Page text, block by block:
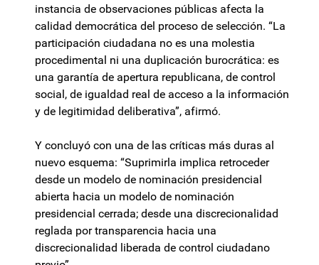
instancia de observaciones públicas afecta la
calidad democrática del proceso de selección. “La
participación ciudadana no es una molestia
procedimental ni una duplicación burocrática: es
una garantía de apertura republicana, de control
social, de igualdad real de acceso a la información
y de legitimidad deliberativa”, afirmó.
Y concluyó con una de las críticas más duras al
nuevo esquema: “Suprimirla implica retroceder
desde un modelo de nominación presidencial
abierta hacia un modelo de nominación
presidencial cerrada; desde una discrecionalidad
reglada por transparencia hacia una
discrecionalidad liberada de control ciudadano